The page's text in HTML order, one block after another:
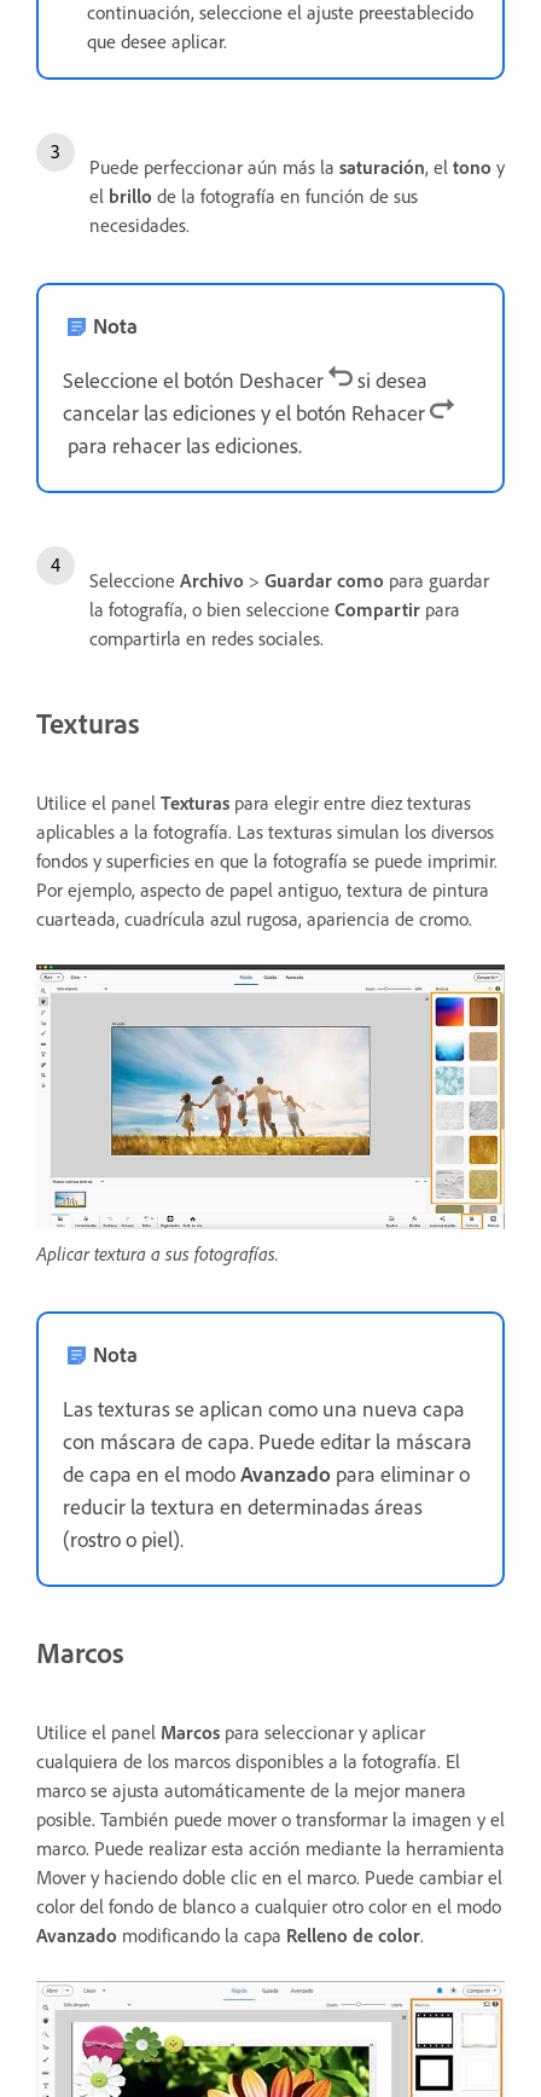
continuación, seleccione el ajuste preestablecido
que desee aplicar.
Puede perfeccionar aún más la saturación, el tono y
el brillo de la fotografía en función de sus
necesidades.
Nota
Seleccione el botón Deshacer
si desea
cancelar las ediciones y el botón Rehacer
para rehacer las ediciones.
Seleccione Archivo > Guardar como para guardar
la fotografía, o bien seleccione Compartir para
compartirla en redes sociales.
Texturas
Utilice el panel Texturas para elegir entre diez texturas
aplicables a la fotografía. Las texturas simulan los diversos
fondos y superficies en que la fotografía se puede imprimir.
Por ejemplo, aspecto de papel antiguo, textura de pintura
cuarteada, cuadrícula azul rugosa, apariencia de cromo.
Aplicar textura a sus fotografías.
Nota
Las texturas se aplican como una nueva capa
con máscara de capa. Puede editar la máscara
de capa en el modoAvanzado para eliminar o
reducir la textura en determinadas áreas
(rostro o piel).
Marcos
Utilice el panel Marcos para seleccionar y aplicar
cualquiera de los marcos disponibles a la fotografía. El
marco se ajusta automáticamente de la mejor manera
posible. También puede mover o transformar la imagen y el
marco. Puede realizar esta acción mediante la herramienta
Mover y haciendo doble clic en el marco. Puede cambiar el
color del fondo de blanco a cualquier otro color en el modo
Avanzado modificando la capa Relleno de color.